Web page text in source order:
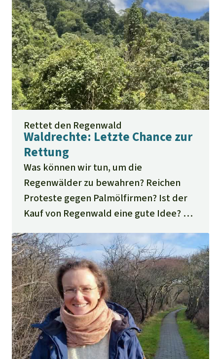
Rettet den Regenwald
Waldrechte: Letzte Chance zur
Rettung
Was können wir tun, um die
Regenwälder zu bewahren? Reichen
Proteste gegen Palmölfirmen? Ist der
Kauf von Regenwald eine gute Idee? Ein